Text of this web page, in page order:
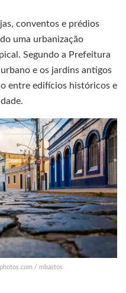
conventos e prédios
uma urbanização
Segundo a Prefeitura
e os jardins antigos
entre edifícios históricos e
/ mbastos